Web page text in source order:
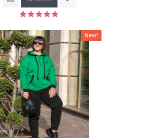
Наклейки Варіант з % New!